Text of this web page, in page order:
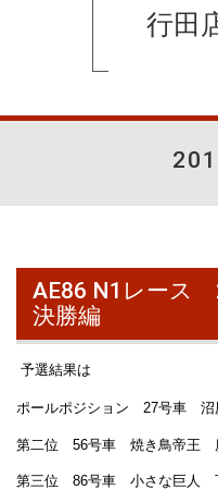
行田
AE86 N1レー
決勝編
予選結果は
ポールポジション 27号車 沼
第二位 56号車 焼き鳥帝王
第三位 86号車 小さな巨人